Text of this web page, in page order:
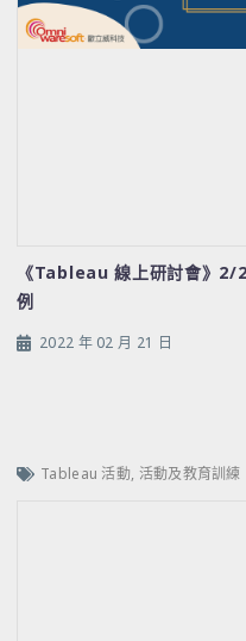
《Tableau 線上研討會》
例
2022 年 02 月 21 日
Tableau 活動, 活動及教育訓練